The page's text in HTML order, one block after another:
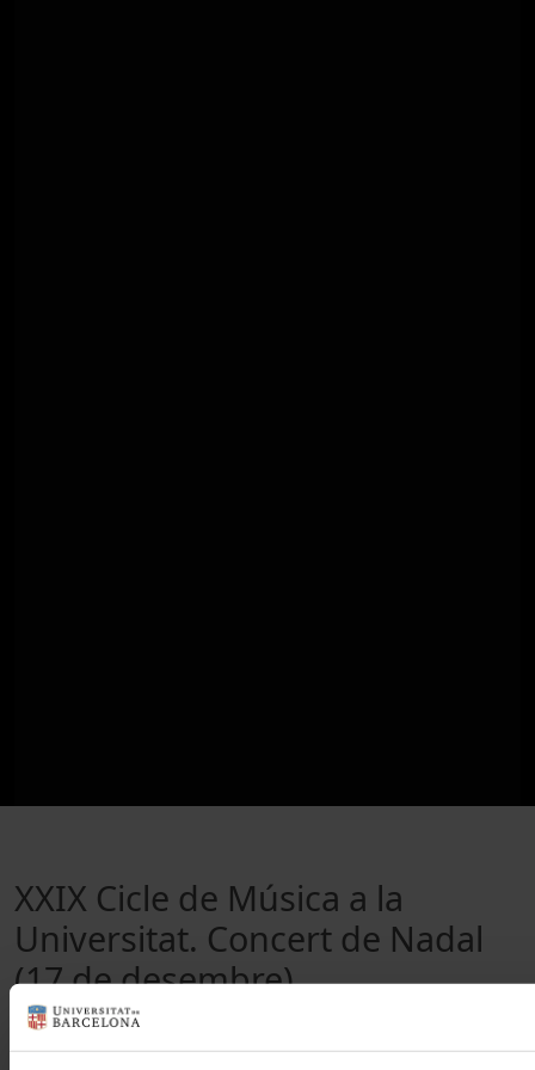
XXIX Cicle de Música a la
Universitat. Concert de Nadal
(17 de desembre)
10 desembre, 2015